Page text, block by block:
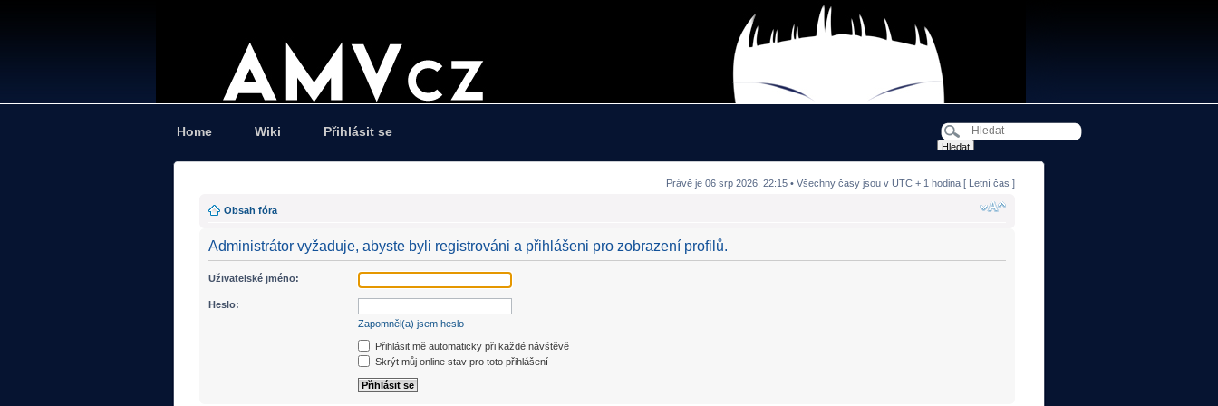
Home Wiki Přihlásit se
Právě je 06 srp 2026, 22:15 • Všechny časy jsou v UTC + 1 hodina [ Letní čas ]
Obsah fóra
Administrátor vyžaduje, abyste byli registrováni a přihlášeni pro zobrazení profilů.
Uživatelské jméno:
Heslo:
Zapomněl(a) jsem heslo
Přihlásit mě automaticky při každé návštěvě
Skrýt můj online stav pro toto přihlášení